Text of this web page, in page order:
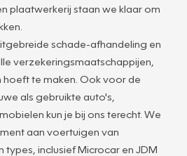
plaatwerkerij staan we klaar om
schade-afhandeling en
verzekeringsmaatschappijen,
te maken. Ook voor de
als gebruikte auto's,
kun je bij ons terecht. We
aan voertuigen van
types, inclusief Microcar en JDM